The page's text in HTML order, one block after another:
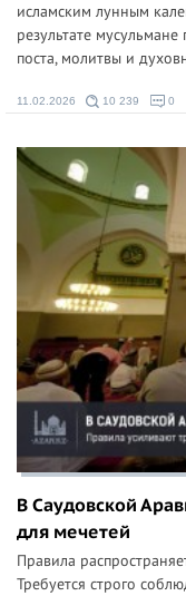
исламским лунным
результате
поста, молитвы и
11.02.2026 10 239 0
В Саудовской
для мечетей
Правила
Требуется строго